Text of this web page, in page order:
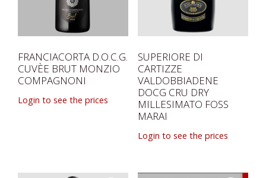
FRANCIACORTA D.O.C.G.
CUVÈE BRUT MONZIO
COMPAGNONI
Login to see the prices
SUPERIORE DI
CARTIZZE
VALDOBBIADENE
DOCG CRU DRY
MILLESIMATO FOSS
MARAI
Login to see the prices